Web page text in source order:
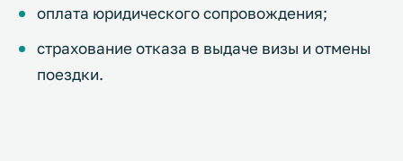
оплата юридического сопровождения;
страхование отказа в выдаче визы и отмены
поездки.